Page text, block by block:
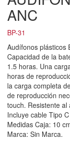
ANC
BP-31
Audífonos plásticos
Capacidad de la
1.5 horas. Una
horas de
la carga completa
de reproducción
touch. Resistente
Incluye cable Tipo
Medidas Caja: 10
Marca: Sin Marca.